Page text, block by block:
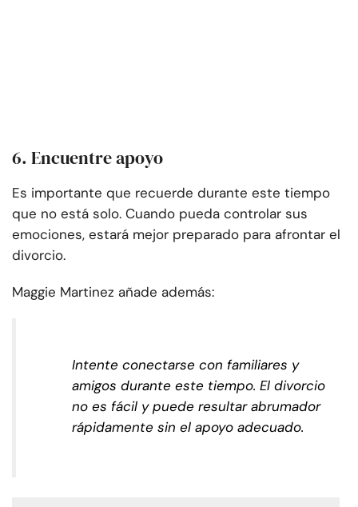
6. Encuentre apoyo
Es importante que recuerde durante este tiempo
que no está solo. Cuando pueda controlar sus
emociones, estará mejor preparado para afrontar el
divorcio.
Maggie Martinez añade además:
Intente conectarse con familiares y
amigos durante este tiempo. El divorcio
no es fácil y puede resultar abrumador
rápidamente sin el apoyo adecuado.